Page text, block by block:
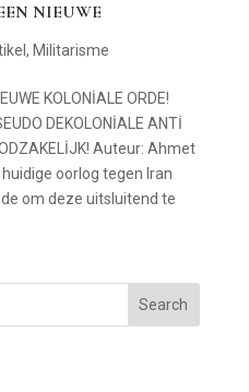
NIEUWE
, Militarisme
KOLONİALE ORDE!
DEKOLONİALE ANTİ
Auteur: Ahmet
oorlog tegen Iran
om deze uitsluitend te
Search